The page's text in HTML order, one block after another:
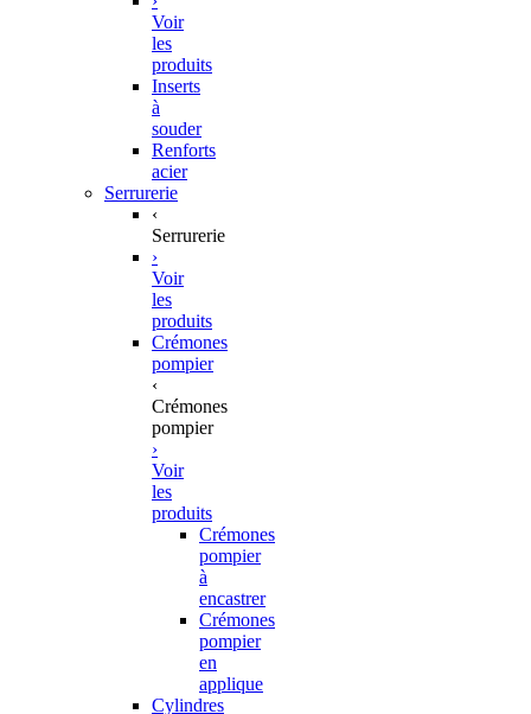
Voir
les
produits
Inserts
à
souder
Renforts
acier
Serrurerie
‹
Serrurerie
›
Voir
les
produits
Crémones
pompier
‹
Crémones
pompier
›
Voir
les
produits
Crémones
pompier
à
encastrer
Crémones
pompier
en
applique
Cylindres